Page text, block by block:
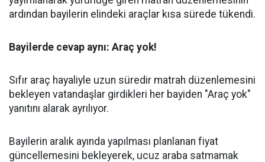
ardından bayilerin elindeki araçlar kısa sürede tükendi.
Bayilerde cevap aynı: Araç yok!
Sıfır araç hayaliyle uzun süredir matrah düzenlemesini
bekleyen vatandaşlar girdikleri her bayiden "Araç yok"
yanıtını alarak ayrılıyor.
Bayilerin aralık ayında yapılması planlanan fiyat
güncellemesini bekleyerek, ucuz araba satmamak